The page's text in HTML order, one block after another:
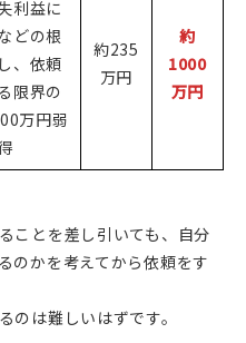
利益に
どの根
、依頼
限界の
万円弱
約235
万円
約
1000
万円
ことを差し引いても、自分
のかを考えてから依頼をす
のは難しいはずです。